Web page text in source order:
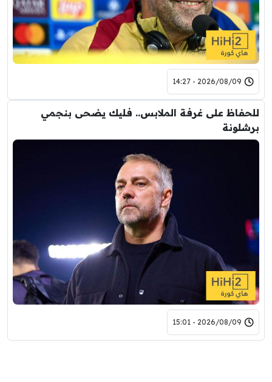
2026/08/09 - 14:27
للحفاظ على غرفة الملابس.. فليك يضحى بنجمي
برشلونة
2026/08/09 - 15:01